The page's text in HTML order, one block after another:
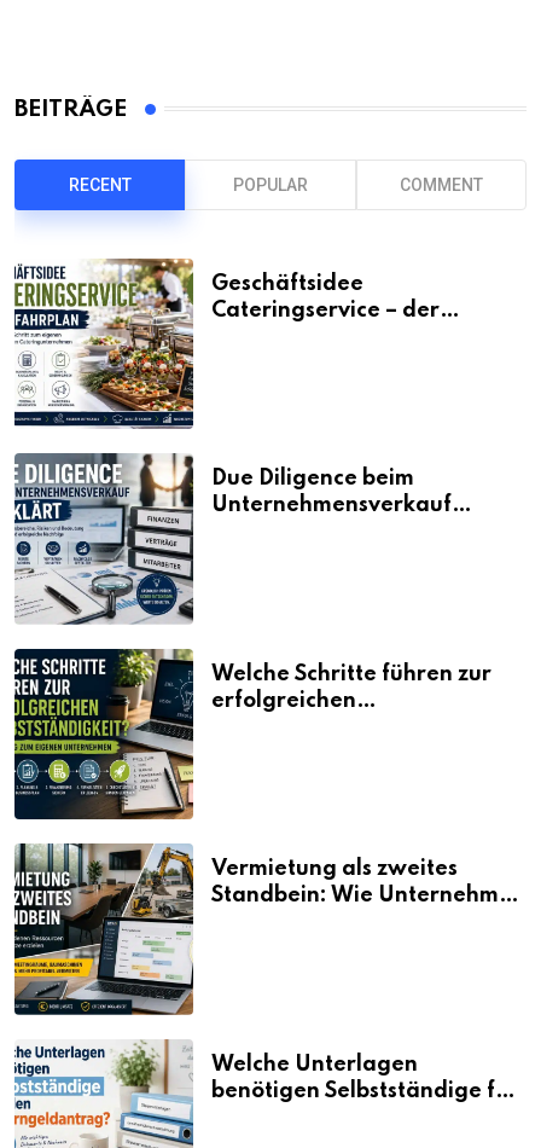
BEITRÄGE
RECENT POPULAR COMMENT
Geschäftsidee
Cateringservice – der
Due Diligence beim
Unternehmensverkauf
Welche Schritte führen zur
erfolgreichen
Vermietung als zweites
Standbein: Wie Unternehmen
Welche Unterlagen
benötigen Selbstständige für